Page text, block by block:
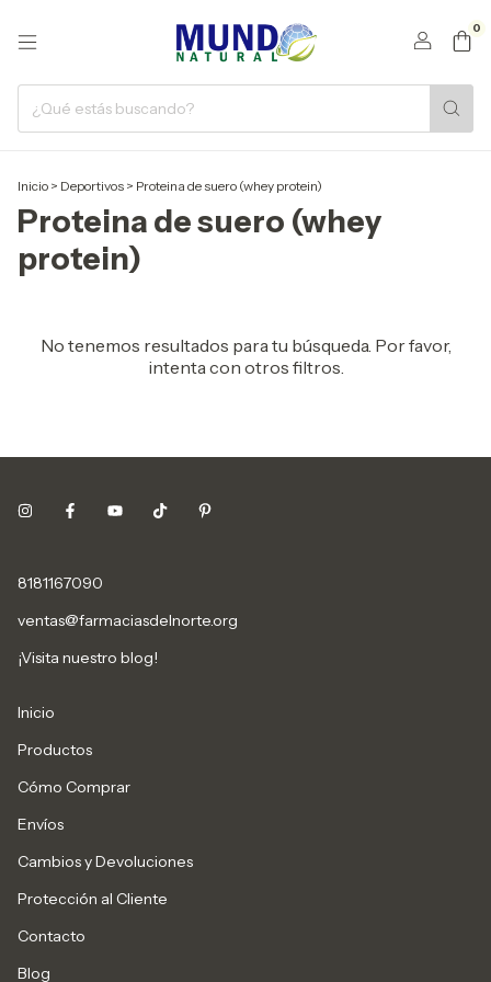
0
Inicio > Deportivos > Proteina de suero (whey protein)
Proteina de suero (whey
protein)
No tenemos resultados para tu búsqueda. Por favor,
intenta con otros filtros.
8181167090
ventas@farmaciasdelnorte.org
¡Visita nuestro blog!
Inicio
Productos
Cómo Comprar
Envíos
Cambios y Devoluciones
Protección al Cliente
Contacto
Blog